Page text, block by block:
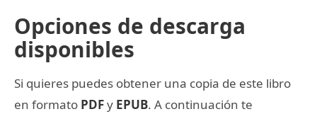
Opciones de descarga
disponibles
Si quieres puedes obtener una copia de este libro
en formato PDFy EPUB. A continuación te